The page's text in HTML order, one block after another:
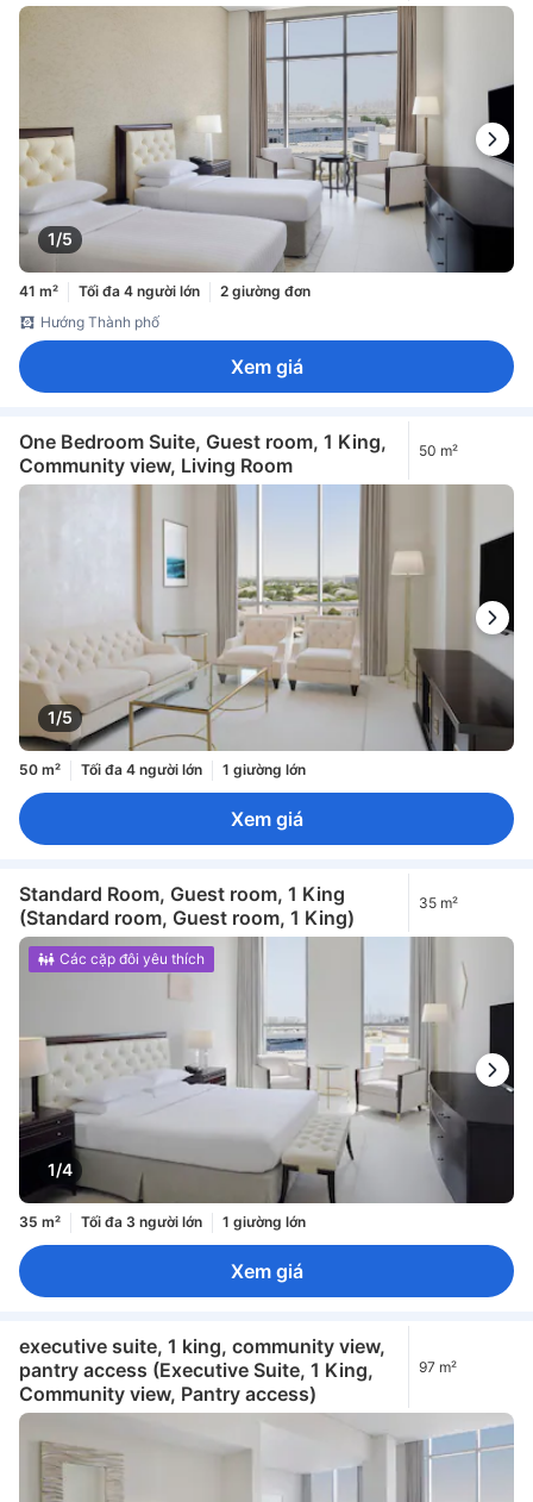
1/5
41 m² Tối đa 4 người lớn
2 giường đơn
Hướng Thành phố
Xem giá
One Bedroom Suite, Guest room, 1 King,
Community view, Living Room
50 m²
1/5
50 m² Tối đa 4 người lớn 1 giường lớn
Xem giá
Standard Room, Guest room, 1 King
(Standard room, Guest room, 1 King)
35 m²
1/4
Các cặp đôi yêu thích
35 m² Tối đa 3 người lớn 1 giường lớn
Xem giá
executive suite, 1 king, community view,
pantry access (Executive Suite, 1 King,
Community view, Pantry access)
97 m²